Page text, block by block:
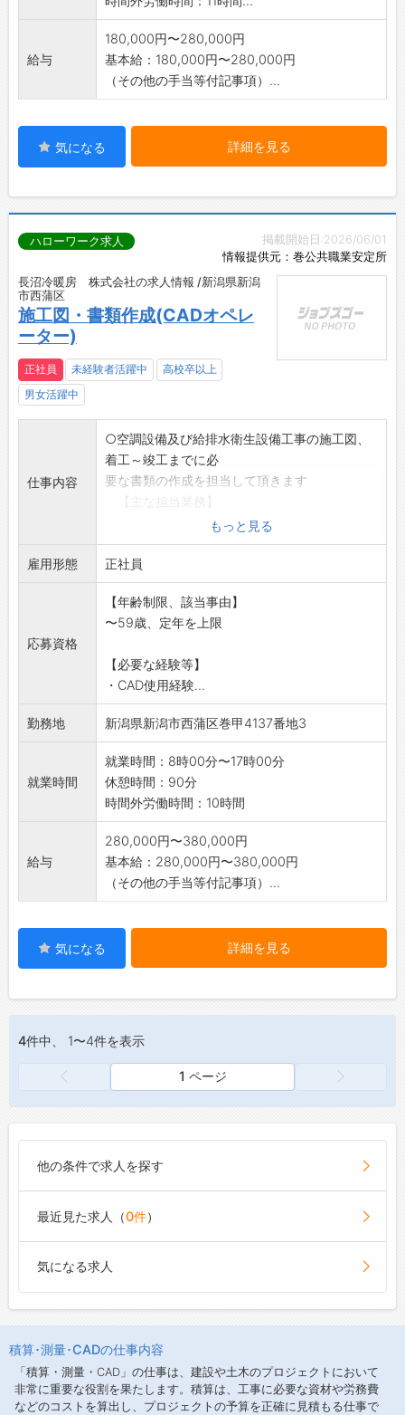
給与
180,000円〜280,000円
基本給：180,000円〜280,000円
（その他の手当等付記事項）...
気になる 詳細を見る
掲載開始日:2026/06/01
情報提供元：巻公共職業安定所
ハローワーク求人
長沼冷暖房 株式会社の求人情報 /新潟県新潟
市西蒲区
施工図・書類作成(CADオペレ
ーター)
正社員 未経験者活躍中
高校卒以上
男女活躍中
仕事内容
○空調設備及び給排水衛生設備工事の施工図、
着工～竣工までに必
要な書類の作成を担当して頂きます
・CADによる施工図作成
・現場書類作成
*業務上車を使用する機会:有(社有車使用)
変更範囲:変更なし
もっと見る
雇用形態 正社員
応募資格
【年齢制限、該当事由】
〜59歳、定年を上限
【必要な経験等】
・CAD使用経験...
勤務地 新潟県新潟市西蒲区巻甲4137番地3
就業時間
就業時間：8時00分〜17時00分
休憩時間：90分
時間外労働時間：10時間
給与
280,000円〜380,000円
基本給：280,000円〜380,000円
（その他の手当等付記事項）...
気になる 詳細を見る
4件中、 1〜4件を表示
1 ページ
他の条件で求人を探す
最近見た求人（0件）
気になる求人
積算･測量･CADの仕事内容
「積算・測量・CAD」の仕事は、建設や土木のプロジェクトにおいて
非常に重要な役割を果たします。積算は、工事に必要な資材や労務費
などのコストを算出し、プロジェクトの予算を正確に見積もる仕事で